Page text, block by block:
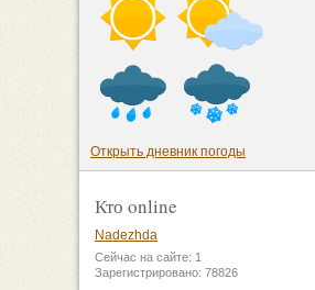
Открыть дневник погоды
Кто online
Nadezhda
Сейчас на сайте: 1
Зарегистрировано: 78826